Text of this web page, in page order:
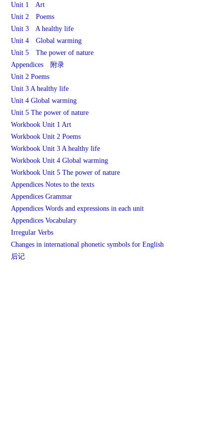
Unit 1 Art
Unit 2 Poems
Unit 3 A healthy life
Unit 4 Global warming
Unit 5 The power of nature
Appendices 附录
Unit 2 Poems
Unit 3 A healthy life
Unit 4 Global warming
Unit 5 The power of nature
Workbook Unit 1 Art
Workbook Unit 2 Poems
Workbook Unit 3 A healthy life
Workbook Unit 4 Global warming
Workbook Unit 5 The power of nature
Appendices Notes to the texts
Appendices Grammar
Appendices Words and expressions in each unit
Appendices Vocabulary
Irregular Verbs
Changes in international phonetic symbols for English
后记